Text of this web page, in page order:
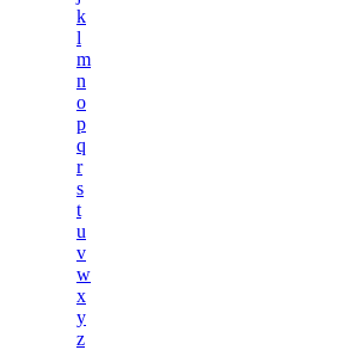
k
l
m
n
o
p
q
r
s
t
u
v
w
x
y
z